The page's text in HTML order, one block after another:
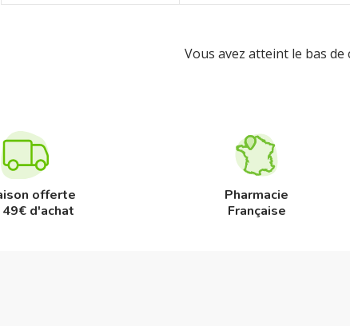
Vous avez atteint le bas de
offerte
d'achat
Pharmacie
Française